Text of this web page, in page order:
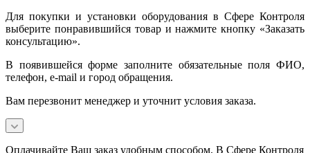
Для покупки и установки оборудования в Сфере Контроля
выберите понравившийся товар и нажмите кнопку «Заказать
консультацию».
В появившейся форме заполните обязательные поля ФИО,
телефон, e-mail и город обращения.
Вам перезвонит менеджер и уточнит условия заказа.
Оплачивайте Ваш заказ удобным способом. В Сфере Контроля